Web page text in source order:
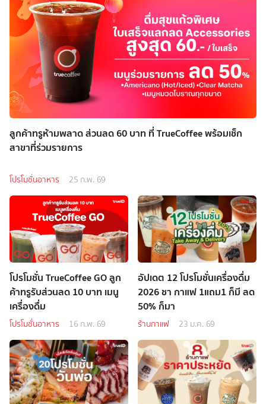
ลูกค้าทรูห้ามพลาด ส่วนลด 60 บาท ที่ TrueCoffee พร้อมเช็ก
สาขาที่ร่วมรายการ
โปรโมชั่นอาหาร 25 ก.พ. 69
โปรโมชั่น TrueCoffee GO ลูก
ค้าทรูรับส่วนลด 10 บาท เมนู
เครื่องดื่ม
โปรโมชั่นอาหาร 16 ก.พ. 69
อัปเดต 12 โปรโมชั่นเครื่องดื่ม
2026 ชา กาแฟ 1แถม1 ก็มี ลด
50% ก็มา
ร้านกาแฟ 23 ม.ค. 69